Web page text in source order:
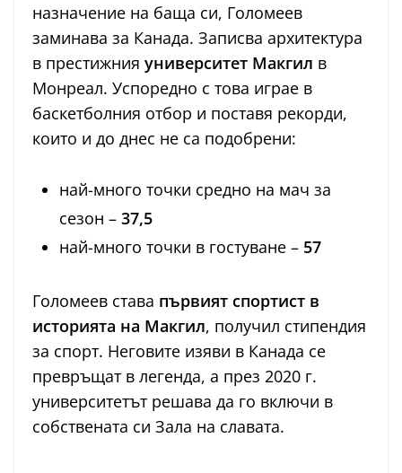
назначение на баща си, Голомеев
заминава за Канада. Записва архитектура
в престижния университет Макгил в
Монреал. Успоредно с това играе в
баскетболния отбор и поставя рекорди,
които и до днес не са подобрени:
най-много точки средно на мач за
сезон – 37,5
най-много точки в гостуване – 57
Голомеев става първият спортист в
историята на Макгил, получил стипендия
за спорт. Неговите изяви в Канада се
превръщат в легенда, а през 2020 г.
университетът решава да го включи в
собствената си Зала на славата.